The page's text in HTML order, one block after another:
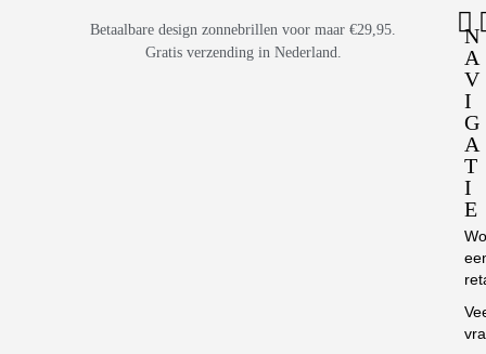
Betaalbare design zonnebrillen voor maar €29,95.
Gratis verzending in Nederland.
N
A
V
I
G
A
T
I
E